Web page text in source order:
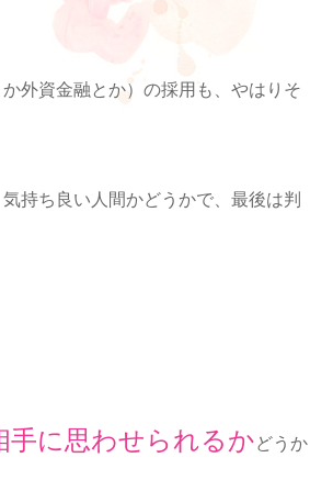
外資金融とか）の採用も、やはりそ
持ち良い人間かどうかで、最後は判
手に思わせられるかどうか